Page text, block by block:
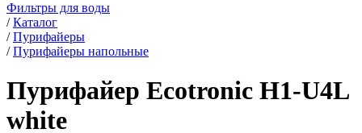
Фильтры для воды
/ Каталог
/ Пурифайеры
/ Пурифайеры напольные
Пурифайер Ecotronic H1-U4L
white